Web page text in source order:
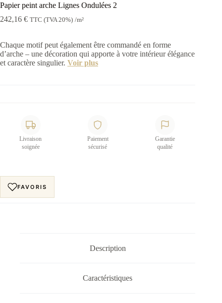
Papier peint arche Lignes Ondulées 2
242,16 € TTC (TVA 20%) /m²
Chaque motif peut également être commandé en forme
d’arche – une décoration qui apporte à votre intérieur élégance
et caractère singulier. Voir plus
Livraison
soignée
Paiement
sécurisé
Garantie
qualité
FAVORIS
Description
Caractéristiques